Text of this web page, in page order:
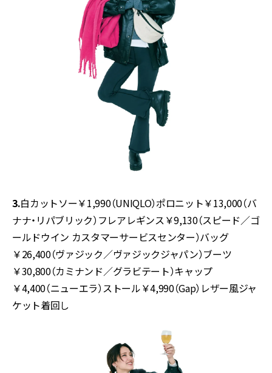
3.白カットソー￥1,990（UNIQLO）ポロニット￥13,000（バ
ナナ・リパブリック）フレアレギンス￥9,130（スピード／ゴ
ールドウイン カスタマーサービスセンター）バッグ
￥26,400（ヴァジック／ヴァジックジャパン）ブーツ
￥30,800（カミナンド／グラビテート）キャップ
￥4,400（ニューエラ）ストール￥4,990（Gap）レザー風ジャ
ケット着回し